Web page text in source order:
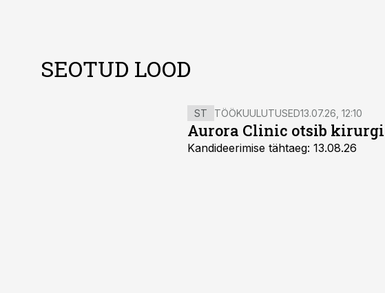
SEOTUD LOOD
ST TÖÖKUULUTUSED13.07.26, 12:10
Aurora Clinic otsib kirurgi
Kandideerimise tähtaeg: 13.08.26